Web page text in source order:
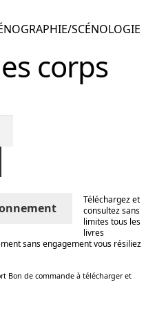
SCÉNOLOGIE
corps
Téléchargez et
consultez sans
limites tous les
livres
sans engagement vous résiliez
Bon de commande à télécharger et